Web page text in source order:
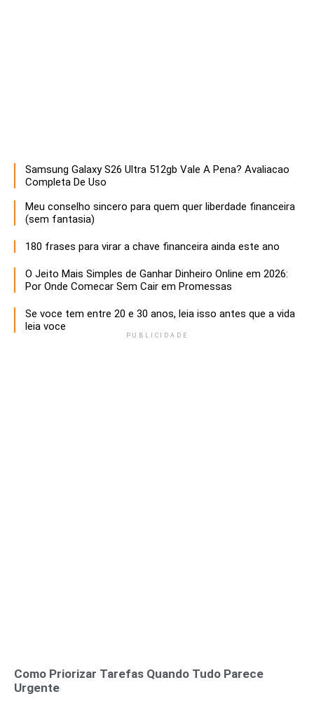
Samsung Galaxy S26 Ultra 512gb Vale A Pena? Avaliacao
Completa De Uso
Meu conselho sincero para quem quer liberdade financeira
(sem fantasia)
180 frases para virar a chave financeira ainda este ano
O Jeito Mais Simples de Ganhar Dinheiro Online em 2026:
Por Onde Comecar Sem Cair em Promessas
Se voce tem entre 20 e 30 anos, leia isso antes que a vida
leia voce
PUBLICIDADE
Como Priorizar Tarefas Quando Tudo Parece
Urgente